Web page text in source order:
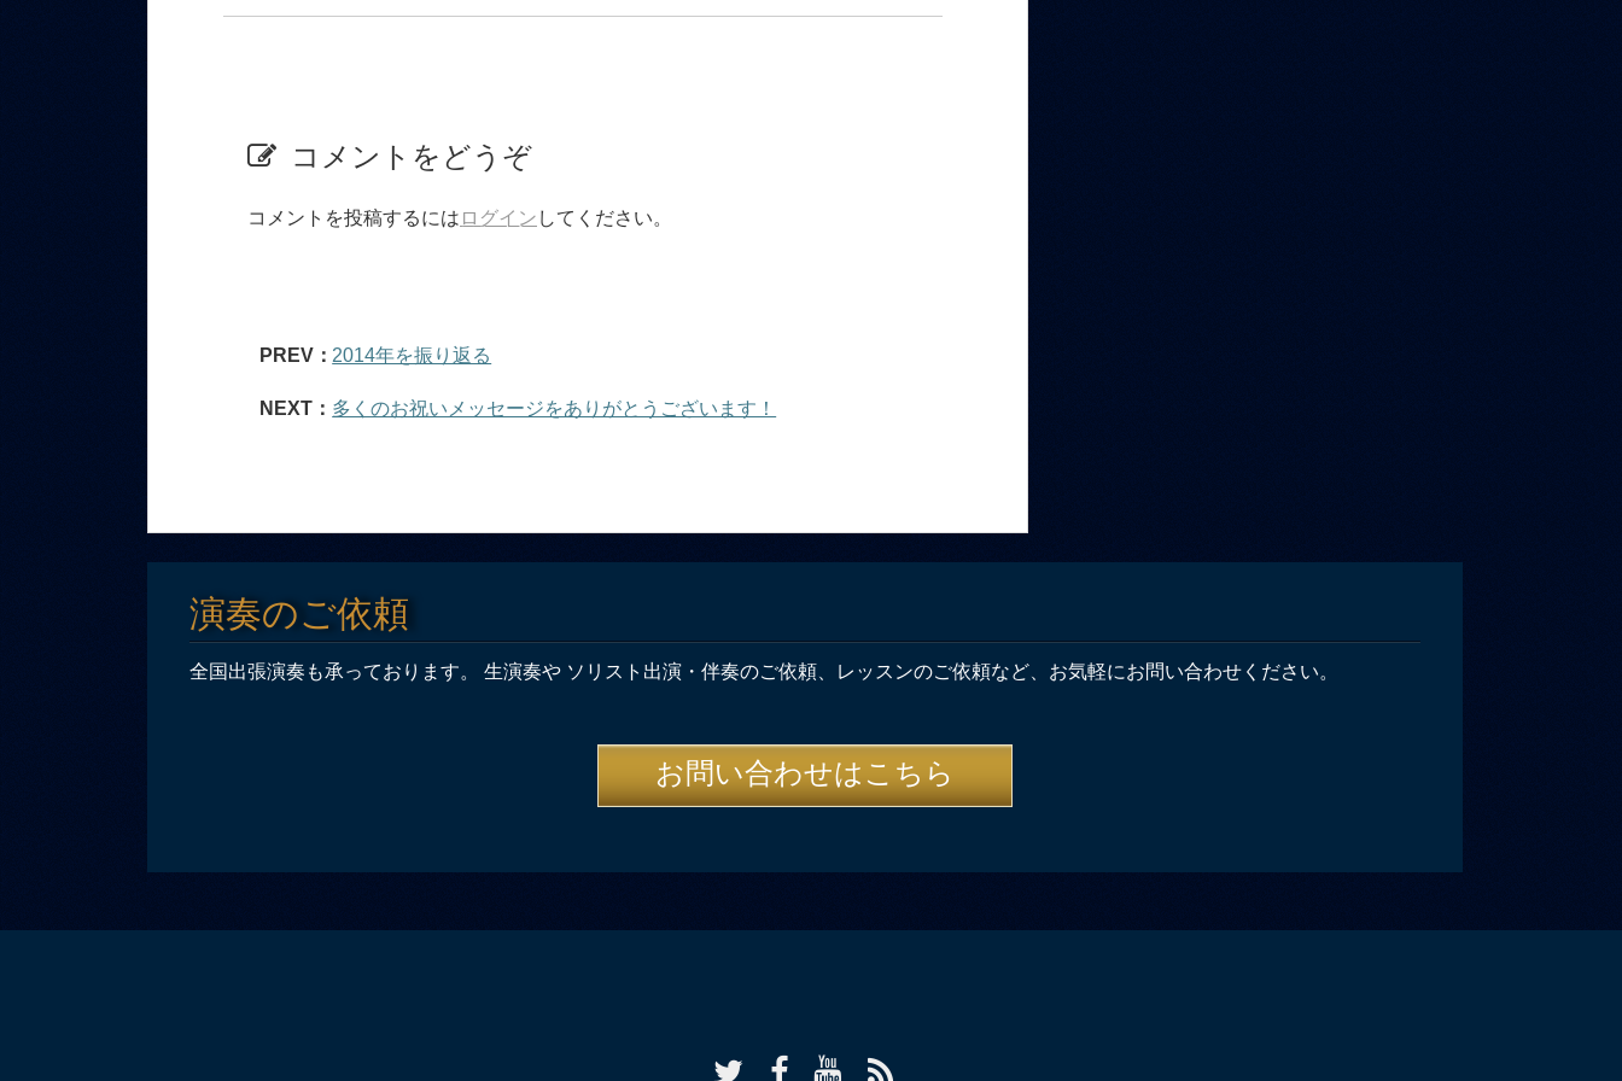
コメントをどうぞ
コメントを投稿するには ログイン してください。
PREV：2014年を振り返る
NEXT： 多くのお祝いメッセージをありがとうございます！
演奏のご依頼
全国出張演奏も承っております。 生演奏や ソリスト出演・伴奏のご依頼、レッスンのご依頼など、お気軽にお問い合わせください。
お問い合わせはこちら